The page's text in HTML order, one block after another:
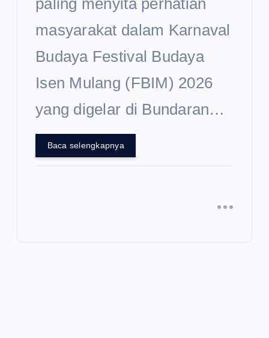
paling menyita perhatian
masyarakat dalam Karnaval
Budaya Festival Budaya
Isen Mulang (FBIM) 2026
yang digelar di Bundaran…
Baca selengkapnya